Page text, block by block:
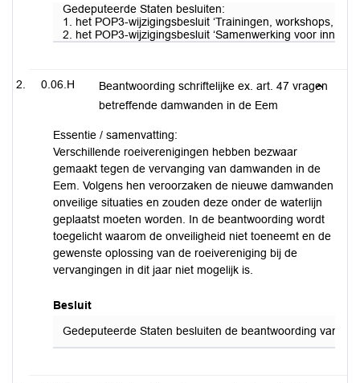
Gedeputeerde Staten besluiten:
1. het POP3-wijzigingsbesluit ‘Trainingen, workshops,
2. het POP3-wijzigingsbesluit ‘Samenwerking voor
0.06.H
Beantwoording schriftelijke ex. art. 47 vragen
betreffende damwanden in de Eem
Essentie / samenvatting:
Verschillende roeiverenigingen hebben bezwaar
gemaakt tegen de vervanging van damwanden in de
Eem. Volgens hen veroorzaken de nieuwe damwanden
onveilige situaties en zouden deze onder de waterlijn
geplaatst moeten worden. In de beantwoording wordt
toegelicht waarom de onveiligheid niet toeneemt en de
gewenste oplossing van de roeivereniging bij de
vervangingen in dit jaar niet mogelijk is.
Besluit
Gedeputeerde Staten besluiten de beantwoording van